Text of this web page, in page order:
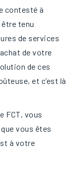
contesté à
être tenu
de services
de votre
de ces
et c’est là
FCT, vous
vous êtes
à votre